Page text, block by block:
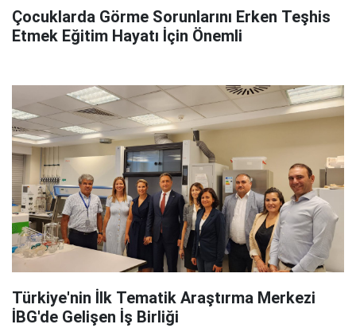
Çocuklarda Görme Sorunlarını Erken Teşhis
Etmek Eğitim Hayatı İçin Önemli
Türkiye'nin İlk Tematik Araştırma Merkezi
İBG'de Gelişen İş Birliği